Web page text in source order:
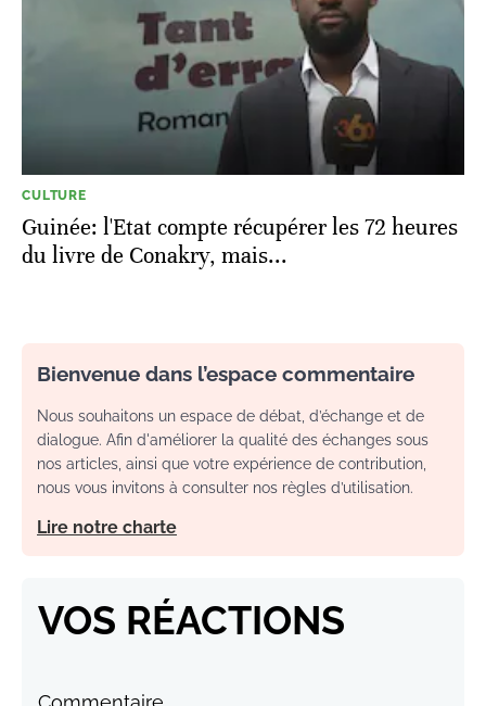
CULTURE
Guinée: l'Etat compte récupérer les 72 heures
du livre de Conakry, mais...
Bienvenue dans l’espace commentaire
Nous souhaitons un espace de débat, d’échange et de
dialogue. Afin d'améliorer la qualité des échanges sous
nos articles, ainsi que votre expérience de contribution,
nous vous invitons à consulter nos règles d’utilisation.
Lire notre charte
VOS RÉACTIONS